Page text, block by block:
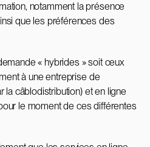
notamment la présence
que les préférences des
« hybrides » soit ceux
à une entreprise de
la câblodistribution) et en ligne
le moment de ces différentes